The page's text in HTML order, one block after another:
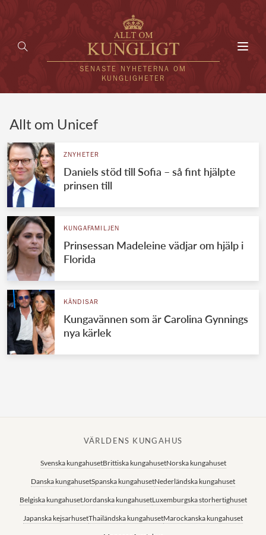
SENASTE NYHETERNA OM
KUNGLIGHETER
UTLÄNDSKT
VÄRLDENS KUNGAHUS
Svenska kungahuset
Danska kungahuset
Allt om Unicef
ZNYHETER
Daniels stöd till Sofia – så fint hjälpte
prinsen till
KUNGAFAMILJEN
Prinsessan Madeleine vädjar om hjälp i
Florida
KÄNDISAR
Kungavännen som är Carolina Gynnings
nya kärlek
VÄRLDENS KUNGAHUS
Svenska kungahusetBrittiska kungahusetNorska kungahuset
Danska kungahusetSpanska kungahusetNederländska kungahuset
Belgiska kungahusetJordanska kungahusetLuxemburgska storhertighuset
Japanska kejsarhusetThailändska kungahusetMarockanska kungahuset